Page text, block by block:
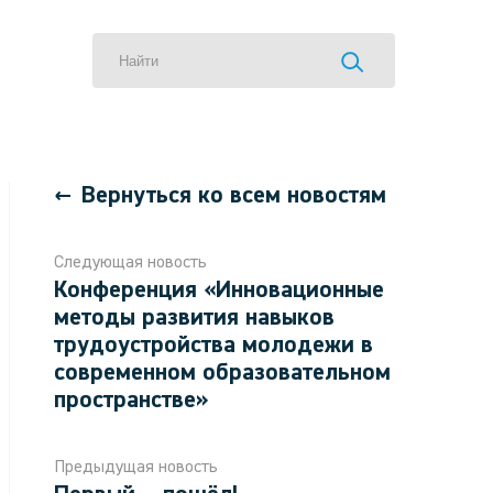
Вернуться ко всем новостям
Следующая новость
Конференция «Инновационные
методы развития навыков
трудоустройства молодежи в
современном образовательном
пространстве»
Предыдущая новость